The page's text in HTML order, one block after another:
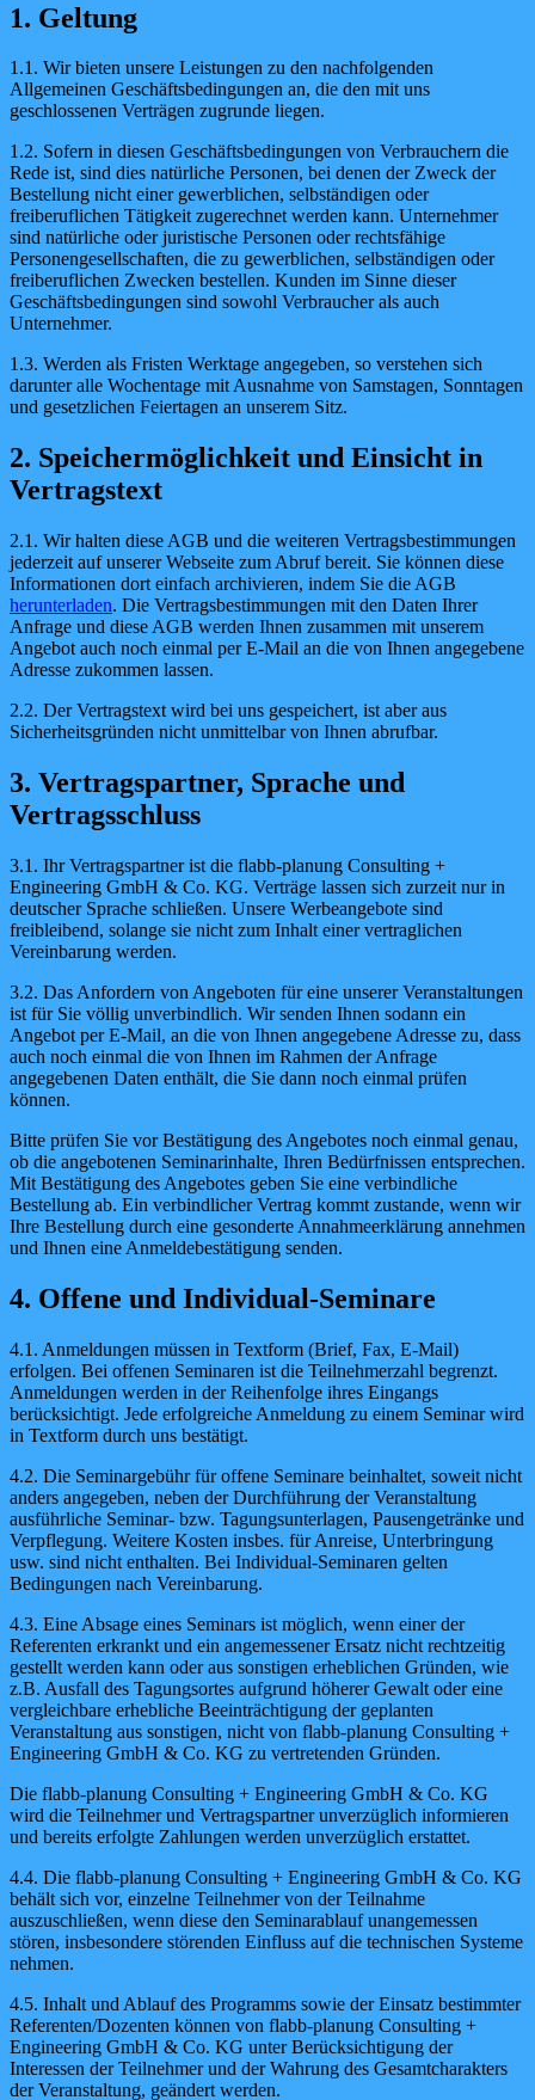
1. Geltung
1.1. Wir bieten unsere Leistungen zu den nachfolgenden
Allgemeinen Geschäftsbedingungen an, die den mit uns
geschlossenen Verträgen zugrunde liegen.
1.2. Sofern in diesen Geschäftsbedingungen von Verbrauchern die
Rede ist, sind dies natürliche Personen, bei denen der Zweck der
Bestellung nicht einer gewerblichen, selbständigen oder
freiberuflichen Tätigkeit zugerechnet werden kann. Unternehmer
sind natürliche oder juristische Personen oder rechtsfähige
Personengesellschaften, die zu gewerblichen, selbständigen oder
freiberuflichen Zwecken bestellen. Kunden im Sinne dieser
Geschäftsbedingungen sind sowohl Verbraucher als auch
Unternehmer.
1.3. Werden als Fristen Werktage angegeben, so verstehen sich
darunter alle Wochentage mit Ausnahme von Samstagen, Sonntagen
und gesetzlichen Feiertagen an unserem Sitz.
2. Speichermöglichkeit und Einsicht in
Vertragstext
2.1. Wir halten diese AGB und die weiteren Vertragsbestimmungen
jederzeit auf unserer Webseite zum Abruf bereit. Sie können diese
Informationen dort einfach archivieren, indem Sie die AGB
herunterladen. Die Vertragsbestimmungen mit den Daten Ihrer
Anfrage und diese AGB werden Ihnen zusammen mit unserem
Angebot auch noch einmal per E-Mail an die von Ihnen angegebene
Adresse zukommen lassen.
2.2. Der Vertragstext wird bei uns gespeichert, ist aber aus
Sicherheitsgründen nicht unmittelbar von Ihnen abrufbar.
3. Vertragspartner, Sprache und
Vertragsschluss
3.1. Ihr Vertragspartner ist die flabb-planung Consulting +
Engineering GmbH & Co. KG. Verträge lassen sich zurzeit nur in
deutscher Sprache schließen. Unsere Werbeangebote sind
freibleibend, solange sie nicht zum Inhalt einer vertraglichen
Vereinbarung werden.
3.2. Das Anfordern von Angeboten für eine unserer Veranstaltungen
ist für Sie völlig unverbindlich. Wir senden Ihnen sodann ein
Angebot per E-Mail, an die von Ihnen angegebene Adresse zu, dass
auch noch einmal die von Ihnen im Rahmen der Anfrage
angegebenen Daten enthält, die Sie dann noch einmal prüfen
können.
Bitte prüfen Sie vor Bestätigung des Angebotes noch einmal genau,
ob die angebotenen Seminarinhalte, Ihren Bedürfnissen entsprechen.
Mit Bestätigung des Angebotes geben Sie eine verbindliche
Bestellung ab. Ein verbindlicher Vertrag kommt zustande, wenn wir
Ihre Bestellung durch eine gesonderte Annahmeerklärung annehmen
und Ihnen eine Anmeldebestätigung senden.
4. Offene und Individual-Seminare
4.1. Anmeldungen müssen in Textform (Brief, Fax, E-Mail)
erfolgen. Bei offenen Seminaren ist die Teilnehmerzahl begrenzt.
Anmeldungen werden in der Reihenfolge ihres Eingangs
berücksichtigt. Jede erfolgreiche Anmeldung zu einem Seminar wird
in Textform durch uns bestätigt.
4.2. Die Seminargebühr für offene Seminare beinhaltet, soweit nicht
anders angegeben, neben der Durchführung der Veranstaltung
ausführliche Seminar- bzw. Tagungsunterlagen, Pausengetränke und
Verpflegung. Weitere Kosten insbes. für Anreise, Unterbringung
usw. sind nicht enthalten. Bei Individual-Seminaren gelten
Bedingungen nach Vereinbarung.
4.3. Eine Absage eines Seminars ist möglich, wenn einer der
Referenten erkrankt und ein angemessener Ersatz nicht rechtzeitig
gestellt werden kann oder aus sonstigen erheblichen Gründen, wie
z.B. Ausfall des Tagungsortes aufgrund höherer Gewalt oder eine
vergleichbare erhebliche Beeinträchtigung der geplanten
Veranstaltung aus sonstigen, nicht von flabb-planung Consulting +
Engineering GmbH & Co. KG zu vertretenden Gründen.
Die flabb-planung Consulting + Engineering GmbH & Co. KG
wird die Teilnehmer und Vertragspartner unverzüglich informieren
und bereits erfolgte Zahlungen werden unverzüglich erstattet.
4.4. Die flabb-planung Consulting + Engineering GmbH & Co. KG
behält sich vor, einzelne Teilnehmer von der Teilnahme
auszuschließen, wenn diese den Seminarablauf unangemessen
stören, insbesondere störenden Einfluss auf die technischen Systeme
nehmen.
4.5. Inhalt und Ablauf des Programms sowie der Einsatz bestimmter
Referenten/Dozenten können von flabb-planung Consulting +
Engineering GmbH & Co. KG unter Berücksichtigung der
Interessen der Teilnehmer und der Wahrung des Gesamtcharakters
der Veranstaltung, geändert werden.